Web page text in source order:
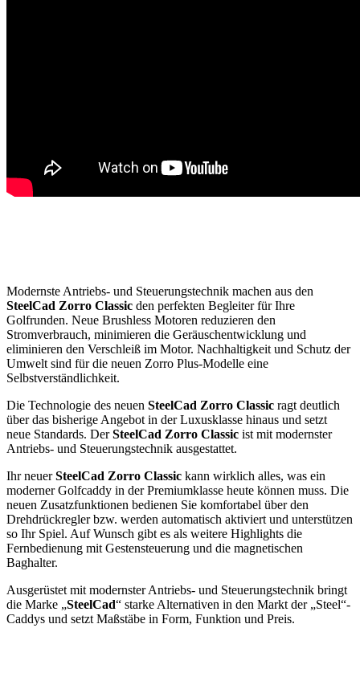
Modernste Antriebs- und Steuerungstechnik machen aus den
SteelCad Zorro Classic den perfekten Begleiter für Ihre
Golfrunden. Neue Brushless Motoren reduzieren den
Stromverbrauch, minimieren die Geräuschentwicklung und
eliminieren den Verschleiß im Motor. Nachhaltigkeit und Schutz der
Umwelt sind für die neuen Zorro Plus-Modelle eine
Selbstverständlichkeit.
Die Technologie des neuen SteelCad Zorro Classic ragt deutlich
über das bisherige Angebot in der Luxusklasse hinaus und setzt
neue Standards. DerSteelCad Zorro Classic ist mit modernster
Antriebs- und Steuerungstechnik ausgestattet.
Ihr neuerSteelCad Zorro Classic kann wirklich alles, was ein
moderner Golfcaddy in der Premiumklasse heute können muss. Die
neuen Zusatzfunktionen bedienen Sie komfortabel über den
Drehdrückregler bzw. werden automatisch aktiviert und unterstützen
so Ihr Spiel. Auf Wunsch gibt es als weitere Highlights die
Fernbedienung mit Gestensteuerung und die magnetischen
Baghalter.
Ausgerüstet mit modernster Antriebs- und Steuerungstechnik bringt
die Marke „SteelCad“ starke Alternativen in den Markt der „Steel“-
Caddys und setzt Maßstäbe in Form, Funktion und Preis.